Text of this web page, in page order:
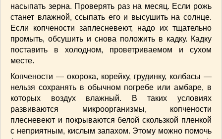
насыпать зерна. Проверять раз на месяц. Если рожь
станет влажной, ссыпать его и высушить на солнце.
Если копчености заплесневеют, надо их тщательно
промыть, обсушить и снова положить в кадку. Кадку
поставить в холодном, проветриваемом и сухом
месте.
Копчености — окорока, корейку, грудинку, колбасы —
нельзя сохранять в обычном погребе или амбаре, в
которых воздух влажный. В таких условиях
развиваются микроорганизмы, копчености
плесневеют и покрываются белой скользкой пленкой
с неприятным, кислым запахом. Этому можно помочь